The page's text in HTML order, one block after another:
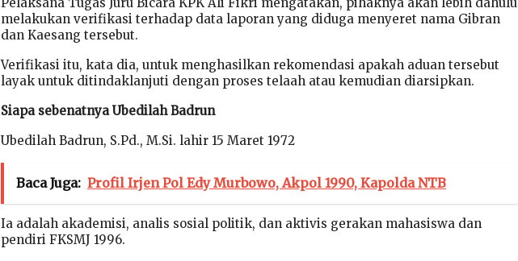
melakukan verifikasi terhadap data laporan yang diduga menyeret nama Gibran
dan Kaesang tersebut.
Verifikasi itu, kata dia, untuk menghasilkan rekomendasi apakah aduan tersebut
layak untuk ditindaklanjuti dengan proses telaah atau kemudian diarsipkan.
Siapa sebenatnya Ubedilah Badrun
Ubedilah Badrun, S.Pd., M.Si. lahir 15 Maret 1972
Baca Juga: Profil Irjen Pol Edy Murbowo, Akpol 1990, Kapolda NTB
Ia adalah akademisi, analis sosial politik, dan aktivis gerakan mahasiswa dan
pendiri FKSMJ 1996.